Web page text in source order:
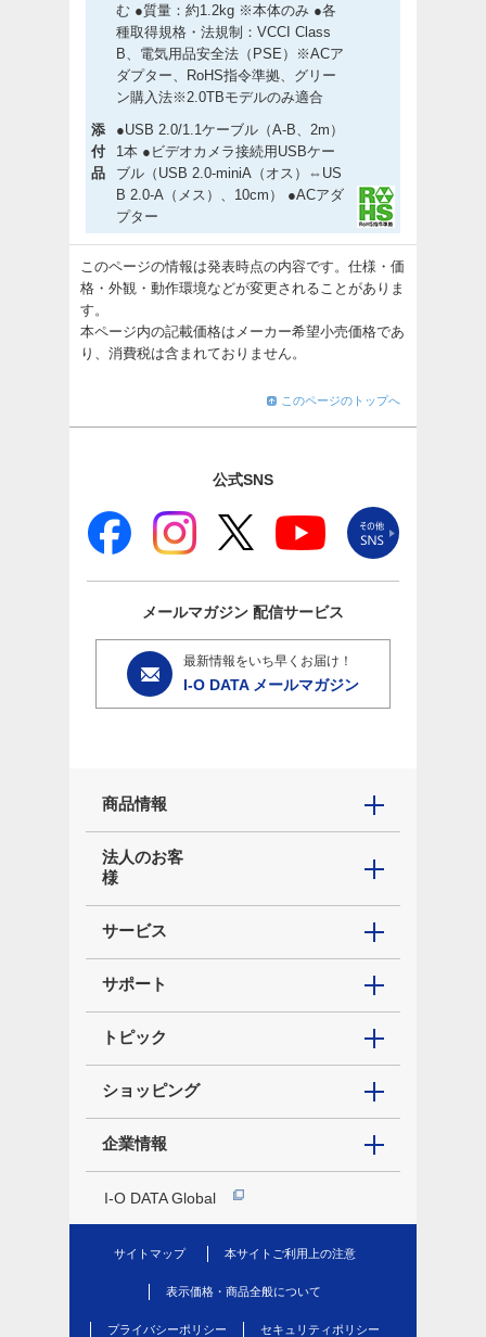
む ●質量：約1.2kg ※本体のみ ●各
種取得規格・法規制：VCCI Class
B、電気用品安全法（PSE）※ACア
ダプター、RoHS指令準拠、グリー
ン購入法※2.0TBモデルのみ適合
添
付
品
●USB 2.0/1.1ケーブル（A-B、2m）
1本 ●ビデオカメラ接続用USBケー
ブル（USB 2.0-miniA（オス）⇔US
B 2.0-A（メス）、10cm） ●ACアダ
プター
このページの情報は発表時点の内容です。仕様・価
格・外観・動作環境などが変更されることがありま
す。
本ページ内の記載価格はメーカー希望小売価格であ
り、消費税は含まれておりません。
このページのトップへ
公式SNS
メールマガジン 配信サービス
最新情報をいち早くお届け！
I-O DATA メールマガジン
商品情報
法人のお客
様
サービス
サポート
トピック
ショッピング
企業情報
I-O DATA Global
サイトマップ 本サイトご利用上の注意
表示価格・商品全般について
プライバシーポリシー セキュリティポリシー